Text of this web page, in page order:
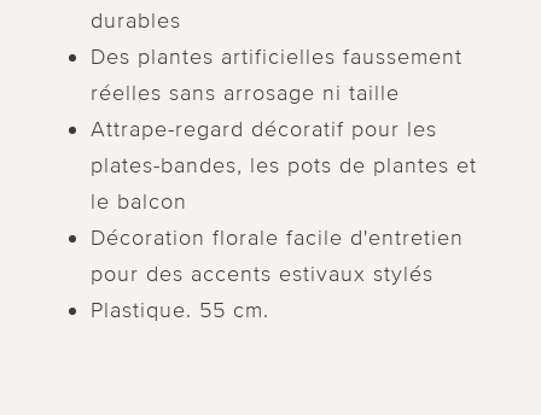
durables
Des plantes artificielles faussement
réelles sans arrosage ni taille
Attrape-regard décoratif pour les
plates-bandes, les pots de plantes et
le balcon
Décoration florale facile d'entretien
pour des accents estivaux stylés
Plastique. 55 cm.